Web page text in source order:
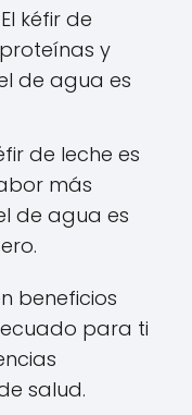
kéfir de
y
de agua es
de leche es
más
de agua es
beneficios
para ti
salud.